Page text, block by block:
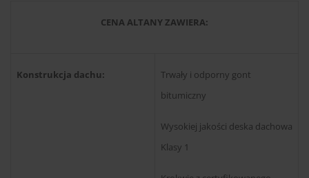
CENA ALTANY ZAWIERA:
Konstrukcja dachu:
Trwały i odporny gont
bitumiczny
Wysokiej jakości deska dachowa
Klasy 1